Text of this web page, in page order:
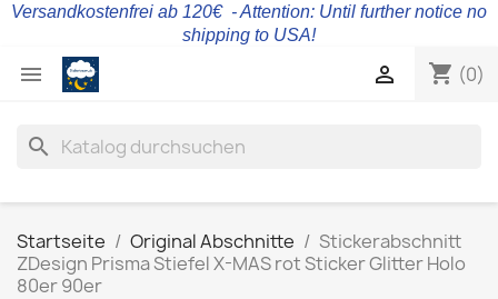
Versandkostenfrei ab 120€ - Attention: Until further notice no
shipping to USA!
 shopping_cart (0)

search
Startseite Original Abschnitte
Stickerabschnitt
ZDesign Prisma Stiefel X-MAS rot Sticker Glitter Holo
80er 90er